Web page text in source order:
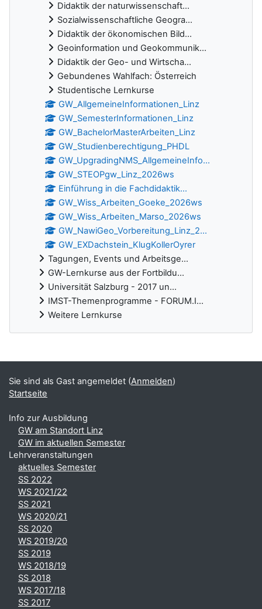
Didaktik der naturwissenschaft...
Sozialwissenschaftliche Geogra...
Didaktik der ökonomischen Bild...
Geoinformation und Geokommunik...
Didaktik der Geo- und Wirtscha...
Gebundenes Wahlfach: Österreich
Studentische Lernkurse
GW_AllgemeineInformationen_Linz
GW_SemesterInformationen_Linz
GW_BachelorMasterArbeiten_Linz
GW_Studienberechtigung_PHDL
GW_UpgradingNMS_AllgemeineInfo...
GW_STEOPgw_Linz_2026ws
Einführung in die Fachdidaktik...
GW_Wiss_Arbeiten_Goeke_2026ws
GW_Wiss_Arbeiten_Marso_2026ws
GW_NawiGeo_Vorbereitung_Linz_2...
GW_EXDachstein_KlugKollerOyrer
Tagungen, Events und Arbeitsge...
GW-Lernkurse aus der Fortbildu...
Universität Salzburg - 2017 un...
IMST-Themenprogramme - FORUM.I...
Weitere Lernkurse
Ergänzungsblöcke
Sie sind als Gast angemeldet (Anmelden)
Startseite
Info zur Ausbildung
GW am Standort Linz
GW im aktuellen Semester
Lehrveranstaltungen
aktuelles Semester
SS 2022
WS 2021/22
SS 2021
WS 2020/21
SS 2020
WS 2019/20
SS 2019
WS 2018/19
SS 2018
WS 2017/18
SS 2017